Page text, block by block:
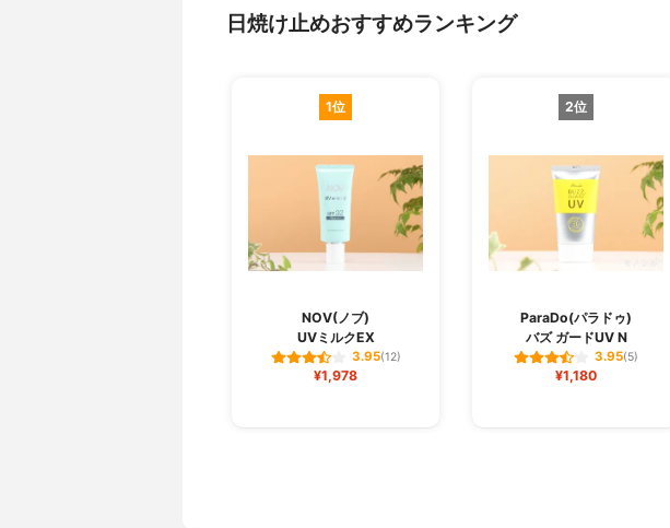
日焼け止めおすすめランキング
1位
NOV(ノブ)
UVミルクEX
3.95(12)
¥1,978
2位
ParaDo(パラドゥ)
バズ ガードUV N
3.95(5)
¥1,180